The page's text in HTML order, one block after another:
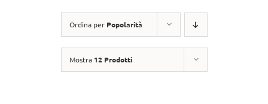
Ordina per Popolarità
Mostra 12 Prodotti